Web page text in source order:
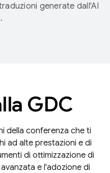
generate dall'AI
GDC
della conferenza che ti
ad alte prestazioni e di
di ottimizzazione di
e l'adozione di